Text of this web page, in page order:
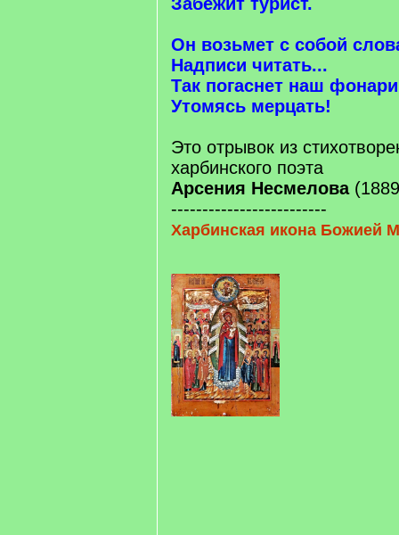
Он возьмет с собой
Надписи читать...
Так погаснет наш
Утомясь мерцать!
Это отрывок из
харбинского поэта
Арсения Несмелова
-------------------------
Харбинская икона Божией